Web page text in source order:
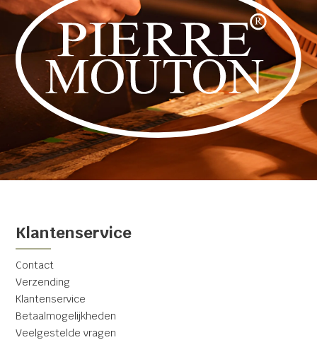
Klantenservice
Contact
Verzending
Klantenservice
Betaalmogelijkheden
Veelgestelde vragen